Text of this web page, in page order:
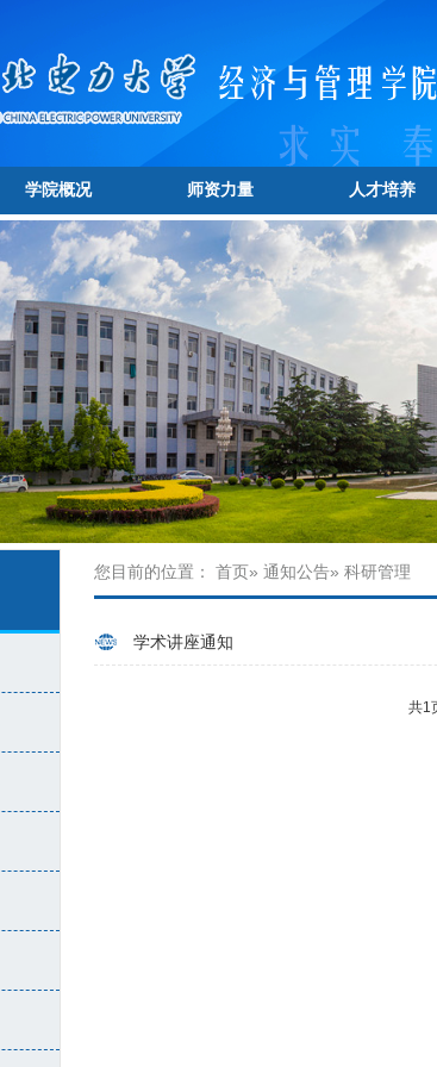
学院概况 师资力量 人才培养
您目前的位置： 首页» 通知公告» 科研管理
学术讲座通知
共1